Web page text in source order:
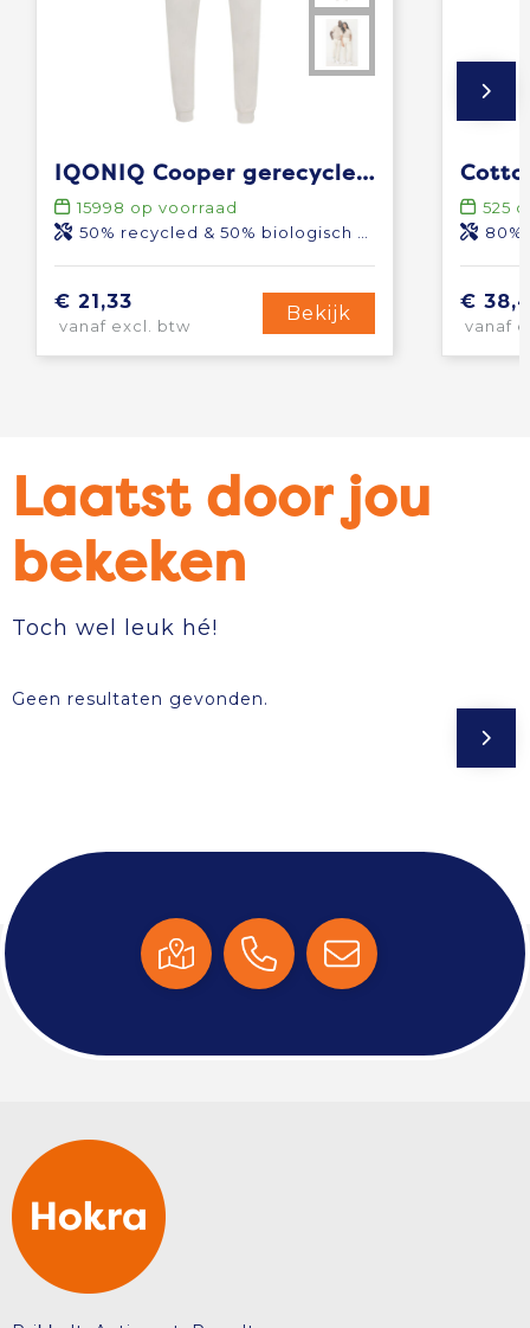
IQONIQ Cooper gerecycled katoenen joggingbroek
15998 op voorraad
50% recycled & 50% biologisch katoen
€ 21,33
vanaf excl. btw
Bekijk
525
80%
€
vanaf
Laatst door jou
bekeken
Toch wel leuk hé!
Geen resultaten gevonden.